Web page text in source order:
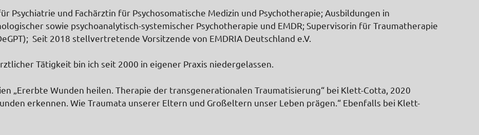
Psychiatrie und Fachärztin für Psychosomatische Medizin und Psychotherapie; Ausbildungen in
sowie psychoanalytisch-systemischer Psychotherapie und EMDR; Supervisorin für Traumatherapie
Seit 2018 stellvertretende Vorsitzende von EMDRIA Deutschland e.V.
Tätigkeit bin ich seit 2000 in eigener Praxis niedergelassen.
„Ererbte Wunden heilen. Therapie der transgenerationalen Traumatisierung“ bei Klett-Cotta, 2020
erkennen. Wie Traumata unserer Eltern und Großeltern unser Leben prägen.“ Ebenfalls bei Klett-